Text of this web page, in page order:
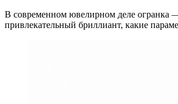
В современном ювелирном деле огранка
привлекательный бриллиант, какие